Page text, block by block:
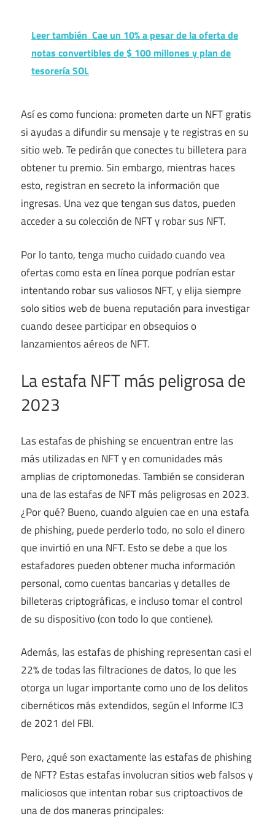
Leer también Cae un 10% a pesar de la oferta de
notas convertibles de $ 100 millones y plan de
tesorería SOL
Así es como funciona: prometen darte un NFT gratis
si ayudas a difundir su mensaje y te registras en su
sitio web. Te pedirán que conectes tu billetera para
obtener tu premio. Sin embargo, mientras haces
esto, registran en secreto la información que
ingresas. Una vez que tengan sus datos, pueden
acceder a su colección de NFT y robar sus NFT.
Por lo tanto, tenga mucho cuidado cuando vea
ofertas como esta en línea porque podrían estar
intentando robar sus valiosos NFT, y elija siempre
solo sitios web de buena reputación para investigar
cuando desee participar en obsequios o
lanzamientos aéreos de NFT.
La estafa NFT más peligrosa de
2023
Las estafas de phishing se encuentran entre las
más utilizadas en NFT y en comunidades más
amplias de criptomonedas. También se consideran
una de las estafas de NFT más peligrosas en 2023.
¿Por qué? Bueno, cuando alguien cae en una estafa
de phishing, puede perderlo todo, no solo el dinero
que invirtió en una NFT. Esto se debe a que los
estafadores pueden obtener mucha información
personal, como cuentas bancarias y detalles de
billeteras criptográficas, e incluso tomar el control
de su dispositivo (con todo lo que contiene).
Además, las estafas de phishing representan casi el
22% de todas las filtraciones de datos, lo que les
otorga un lugar importante como uno de los delitos
cibernéticos más extendidos, según el Informe IC3
de 2021 del FBI.
Pero, ¿qué son exactamente las estafas de phishing
de NFT? Estas estafas involucran sitios web falsos y
maliciosos que intentan robar sus criptoactivos de
una de dos maneras principales: